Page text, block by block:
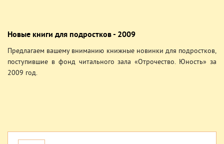
Новые книги для подростков - 2009
Предлагаем вашему вниманию книжные новинки для подростков,
поступившие в фонд читального зала «Отрочество. Юность» за
2009 год.